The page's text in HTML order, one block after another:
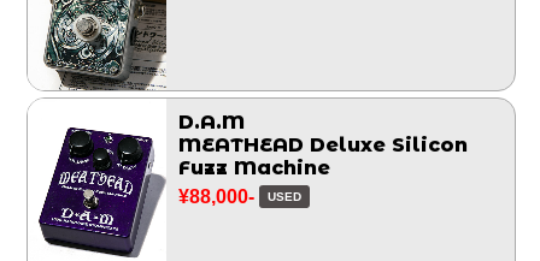
D.A.M
MEATHEAD Deluxe Silicon
Fuzz Machine
¥88,000- USED